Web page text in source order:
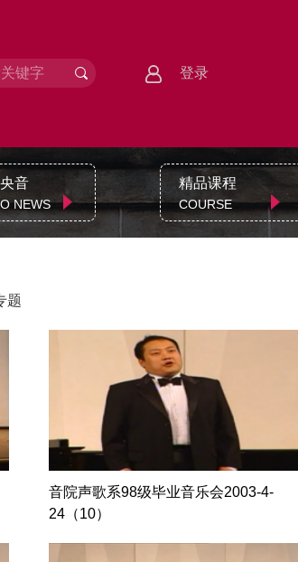
登录
音
NEWS
精品课程
COURSE
题
音院声歌系98级毕业音乐会2003-4-
24（10）